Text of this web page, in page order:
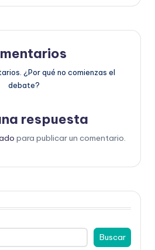
¿Por qué no comienzas el
debate?
respuesta
para publicar un comentario.
Buscar